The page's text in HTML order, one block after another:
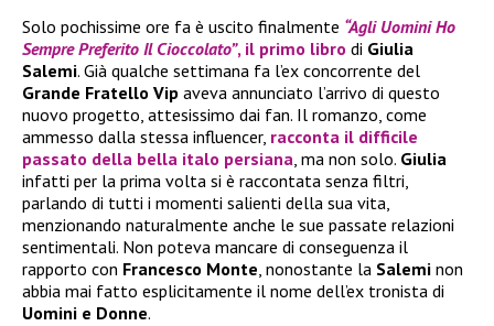
Solo pochissime ore fa è uscito finalmente “Agli Uomini Ho
Sempre Preferito Il Cioccolato”, il primo libro di Giulia
Salemi. Già qualche settimana fa l’ex concorrente del
Grande Fratello Vip aveva annunciato l’arrivo di questo
nuovo progetto, attesissimo dai fan. Il romanzo, come
ammesso dalla stessa influencer, racconta il difficile
passato della bella italo persiana, ma non solo. Giulia
infatti per la prima volta si è raccontata senza filtri,
parlando di tutti i momenti salienti della sua vita,
menzionando naturalmente anche le sue passate relazioni
sentimentali. Non poteva mancare di conseguenza il
rapporto con Francesco Monte, nonostante la Salemi non
abbia mai fatto esplicitamente il nome dell’ex tronista di
Uomini e Donne.